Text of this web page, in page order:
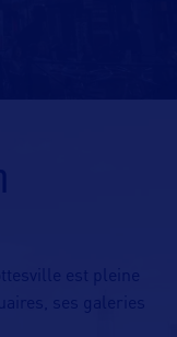
est pleine
ses galeries